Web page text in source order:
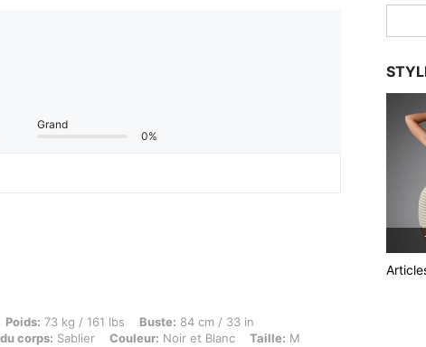
Grand
0%
/ 161 lbs, Buste: 84 cm / 33 in, Taille: 94 cm / 37 in, Hanches: 109 cm / 43 in,
Poids: 73 kg / 161 lbs Buste: 84 cm / 33 in
corps: Sablier Couleur: Noir et Blanc Taille: M